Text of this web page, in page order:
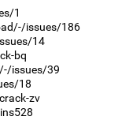
1
issues/186
14
bq
issues/39
18
zv